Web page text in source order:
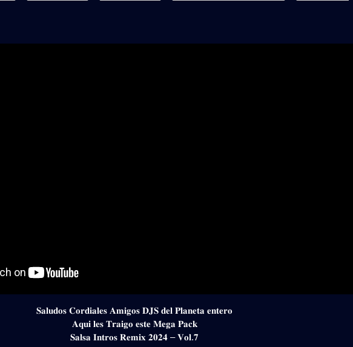
𝐒𝐚𝐥𝐮𝐝𝐨𝐬 𝐂𝐨𝐫𝐝𝐢𝐚𝐥𝐞𝐬 𝐀𝐦𝐢𝐠𝐨𝐬 𝐃𝐉𝐒 𝐝𝐞𝐥 𝐏𝐥𝐚𝐧𝐞𝐭𝐚 𝐞𝐧𝐭𝐞𝐫𝐨
𝐀𝐪𝐮𝐢 𝐥𝐞𝐬 𝐓𝐫𝐚𝐢𝐠𝐨 𝐞𝐬𝐭𝐞 𝐌𝐞𝐠𝐚 𝐏𝐚𝐜𝐤
𝐒𝐚𝐥𝐬𝐚 𝐈𝐧𝐭𝐫𝐨𝐬 𝐑𝐞𝐦𝐢𝐱 𝟐𝟎𝟐𝟒 – 𝐕𝐨𝐥.𝟕